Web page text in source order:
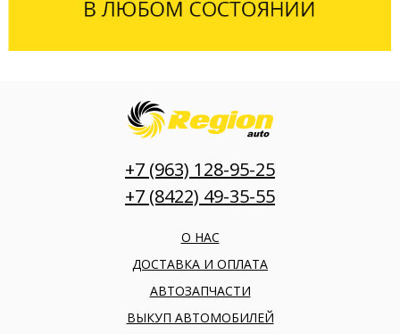
+7 (963) 128-95-25
+7 (8422) 49-35-55
О НАС
ДОСТАВКА И ОПЛАТА
АВТОЗАПЧАСТИ
ВЫКУП АВТОМОБИЛЕЙ